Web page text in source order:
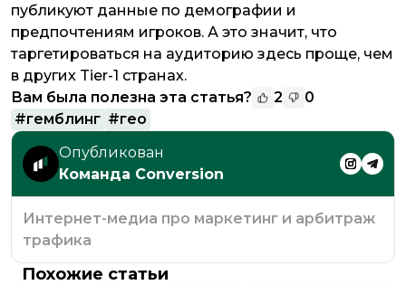
публикуют данные по демографии и
предпочтениям игроков. А это значит, что
таргетироваться на аудиторию здесь проще, чем
в других Tier-1 странах.
Вам была полезна эта статья?
2
0
#гемблинг #гео
Опубликован
Команда Conversion
Интернет-медиа про маркетинг и арбитраж
трафика
Похожие статьи